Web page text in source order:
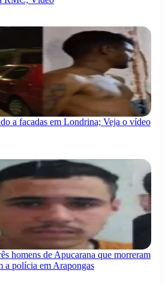
a facadas em Londrina; Veja o vídeo
homens de Apucarana que morreram
a polícia em Arapongas